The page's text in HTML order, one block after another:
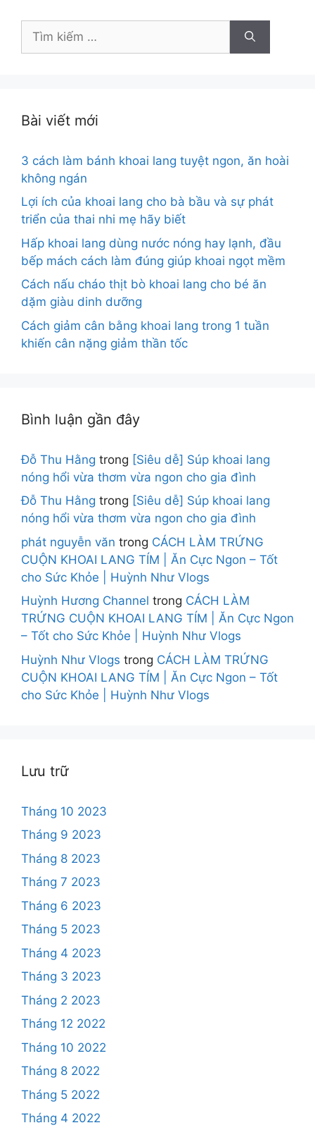
Tìm
kiếm
Bài viết mới
3 cách làm bánh khoai lang tuyệt ngon, ăn hoài
không ngán
Lợi ích của khoai lang cho bà bầu và sự phát
triển của thai nhi mẹ hãy biết
Hấp khoai lang dùng nước nóng hay lạnh, đầu
bếp mách cách làm đúng giúp khoai ngọt mềm
Cách nấu cháo thịt bò khoai lang cho bé ăn
dặm giàu dinh dưỡng
Cách giảm cân bằng khoai lang trong 1 tuần
khiến cân nặng giảm thần tốc
Bình luận gần đây
Đỗ Thu Hằng trong [Siêu dễ] Súp khoai lang
nóng hổi vừa thơm vừa ngon cho gia đình
Đỗ Thu Hằng trong [Siêu dễ] Súp khoai lang
nóng hổi vừa thơm vừa ngon cho gia đình
phát nguyễn văn trong CÁCH LÀM TRỨNG
CUỘN KHOAI LANG TÍM | Ăn Cực Ngon – Tốt
cho Sức Khỏe | Huỳnh Như Vlogs
Huỳnh Hương Channel trong CÁCH LÀM
TRỨNG CUỘN KHOAI LANG TÍM | Ăn Cực Ngon
– Tốt cho Sức Khỏe | Huỳnh Như Vlogs
Huỳnh Như Vlogs trong CÁCH LÀM TRỨNG
CUỘN KHOAI LANG TÍM | Ăn Cực Ngon – Tốt
cho Sức Khỏe | Huỳnh Như Vlogs
Lưu trữ
Tháng 10 2023
Tháng 9 2023
Tháng 8 2023
Tháng 7 2023
Tháng 6 2023
Tháng 5 2023
Tháng 4 2023
Tháng 3 2023
Tháng 2 2023
Tháng 12 2022
Tháng 10 2022
Tháng 8 2022
Tháng 5 2022
Tháng 4 2022